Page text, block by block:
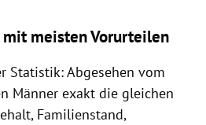
meisten Vorurteilen
Statistik: Abgesehen vom
Männer exakt die gleichen
Familienstand,